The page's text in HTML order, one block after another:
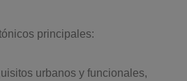
principales:
y funcionales,